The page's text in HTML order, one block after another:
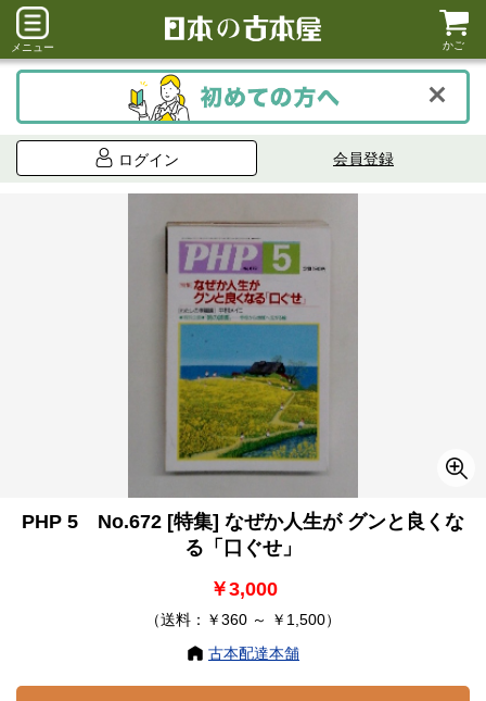
メニュー かご
ログイン 会員登録
PHP 5 No.672 [特集] なぜか人生が グンと良くな
る「口ぐせ」
￥3,000
（送料：￥360 ～ ￥1,500）
古本配達本舗